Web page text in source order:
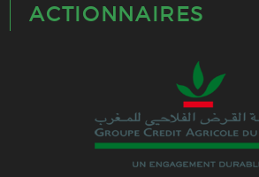
ACTIONNAIRES